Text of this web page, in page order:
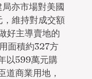
亦市場對美國
維持對成交額
好主導賣地的
面積約327方
以599萬元購
道商業用地，